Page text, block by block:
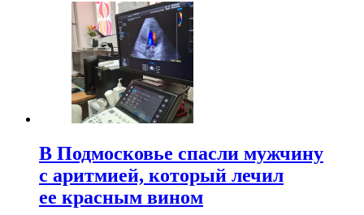
В Подмосковье спасли мужчину
с аритмией, который лечил
ее красным вином